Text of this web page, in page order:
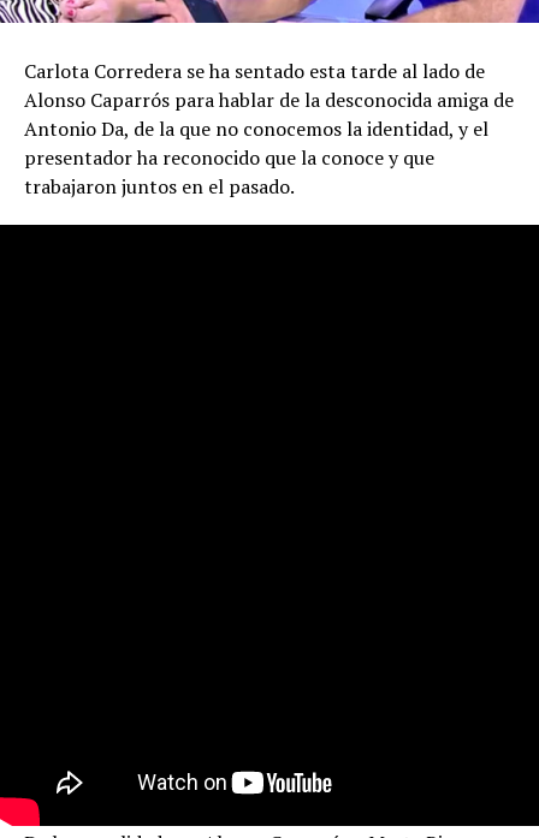
Carlota Corredera se ha sentado esta tarde al lado de
Alonso Caparrós para hablar de la desconocida amiga de
Antonio Da, de la que no conocemos la identidad, y el
presentador ha reconocido que la conoce y que
trabajaron juntos en el pasado.